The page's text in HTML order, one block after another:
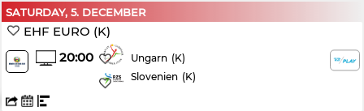
SATURDAY, 5. DECEMBER
EHF EURO (K)
20:00
Ungarn (K)
Slovenien (K)